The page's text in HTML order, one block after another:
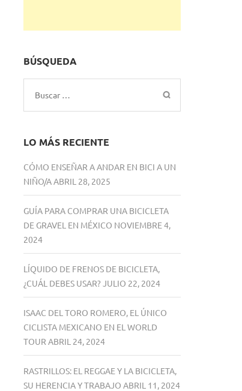
EMERGENTE
INSURGENTESBÚSQUEDA
Buscar:
LO MÁS RECIENTE
CÓMO ENSEÑAR A ANDAR EN BICI A UN
NIÑO/AABRIL 28, 2025
GUÍA PARA COMPRAR UNA BICICLETA
DE GRAVEL EN MÉXICO NOVIEMBRE 4,
2024
LÍQUIDO DE FRENOS DE BICICLETA,
¿CUÁL DEBES USAR?JULIO 22, 2024
ISAAC DEL TORO ROMERO, EL ÚNICO
CICLISTA MEXICANO EN EL WORLD
TOUR ABRIL 24, 2024
RASTRILLOS: EL REGGAE Y LA BICICLETA,
SU HERENCIA Y TRABAJO ABRIL 11, 2024